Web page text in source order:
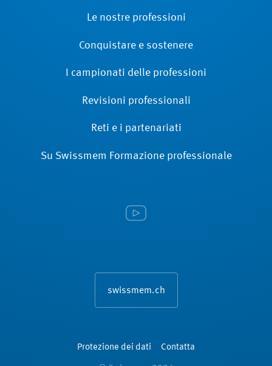
Le nostre professioni
Conquistare e sostenere
I campionati delle professioni
Revisioni ­professionali
Reti e i partenariati
Su Swissmem Formazione ­professionale
swissmem.ch
Protezione dei dati Contatta